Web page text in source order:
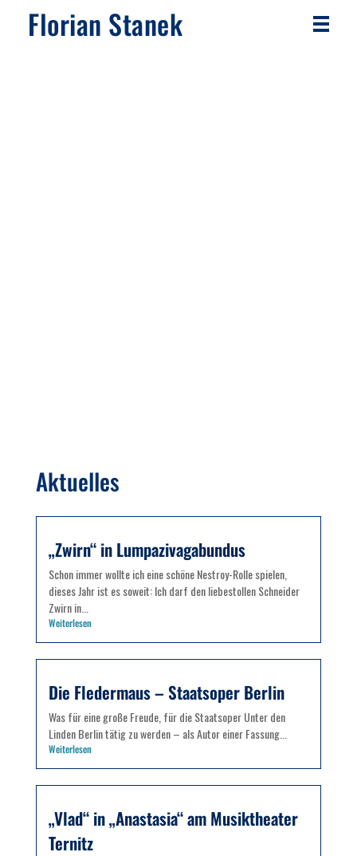
Florian Stanek
Aktuelles
„Zwirn“ in Lumpazivagabundus
Schon immer wollte ich eine schöne Nestroy-Rolle spielen,
dieses Jahr ist es soweit: Ich darf den liebestollen Schneider
Zwirn in...
Weiterlesen
Die Fledermaus – Staatsoper Berlin
Was für eine große Freude, für die Staatsoper Unter den
Linden Berlin tätig zu werden – als Autor einer Fassung...
Weiterlesen
„Vlad“ in „Anastasia“ am Musiktheater
Ternitz